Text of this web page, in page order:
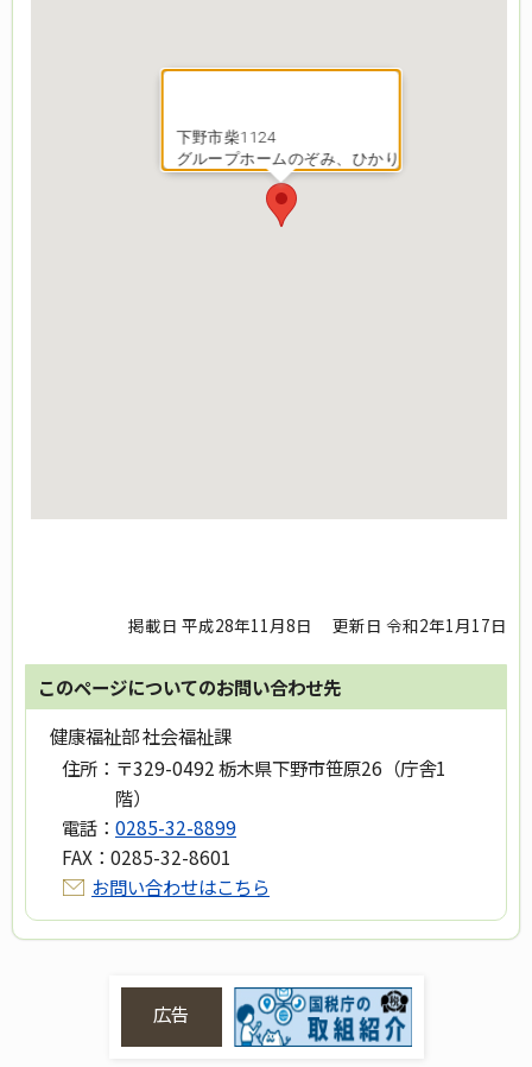
下野市柴1124
グループホームのぞみ、ひかり
掲載日 平成28年11月8日 更新日 令和2年1月17日
このページについてのお問い合わせ先
健康福祉部 社会福祉課
住所： 〒329-0492 栃木県下野市笹原26（庁舎1
階）
電話： 0285-32-8899
FAX： 0285-32-8601
お問い合わせはこちら
広告